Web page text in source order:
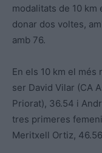
modalitats de 10 km
donar dos voltes,
amb 76.
En els 10 km el
ser David Vilar (CA
Priorat), 36.54 i
tres primeres
Meritxell Ortiz,